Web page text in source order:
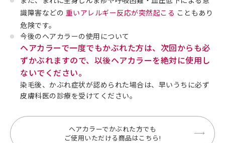
識障害などの 重いアレルギー反応が突然起こる こともあり
危険です。
今後のヘアカラーの使用について
ヘアカラーで一度でもかぶれた方は、次回からも必
ずかぶれますので、以後ヘアカラーを絶対に使用し
ないでください。
染毛後、かぶれ症状が認められた場合は、早いうちに必ず
皮膚科医の診療を受けてください。
ヘアカラーでかぶれた方でも
ご使用いただける商品はこちら!